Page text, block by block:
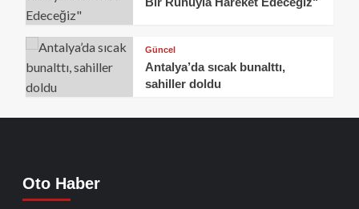
Güncel
Antalya’da sıcak bunalttı,
sahiller doldu
Oto Haber